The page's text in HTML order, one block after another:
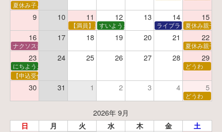
夏休み子ども平和映画会
9 10 11 12 13 14 15
【満員】夏休みおはなし工作会
すいようえほん ライブラリーシアター
夏休み親子
16 17 18 19 20 21 22
ナクソス音楽会 第5回 NHK交響楽団創立100年 夏休み親子
23 24 25 26 27 28 29
にちようえほん
どうわ
【申込受付中】ゆうべのこわ～いおはなし会
30 31 1 2 3 4 5
どうわ
2026年 9月
日 月 火 水 木 金 土